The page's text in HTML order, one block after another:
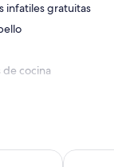
infatiles gratuitas
cocina
Crowne